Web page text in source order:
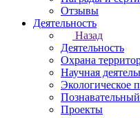
Отзывы
Деятельность
Назад
Деятельность
Охрана
Научная
Экологическое
Проекты